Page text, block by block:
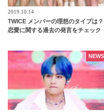
2019.10.14
TWICE メンバーの理想のタイプは？
恋愛に関する過去の発言をチェック
NEWS